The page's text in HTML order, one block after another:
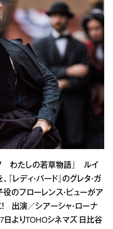
フ わたしの若草物語』 ルイ
『レディ・バード』のグレタ・ガ
のフローレンス・ピューがア
出演／シアーシャ・ローナ
日よりTOHOシネマズ 日比谷